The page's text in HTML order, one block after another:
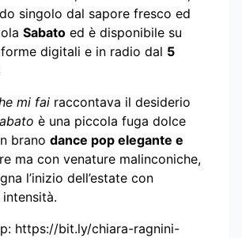
singolo dal sapore fresco ed
Sabato ed è disponibile su
digitali e in radio dal 5
mi fai raccontava il desiderio
è una piccola fuga dolce
brano dance pop elegante e
ma con venature malinconiche,
l’inizio dell’estate con
https://bit.ly/chiara-ragnini-